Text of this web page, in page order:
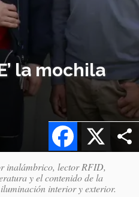
la mochila
X
Facebook
inalámbrico, lector RFID,
y el contenido de la
interior y exterior.